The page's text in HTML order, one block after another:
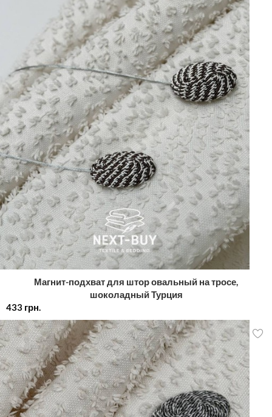
Магнит-подхват для штор овальный на тросе,
шоколадный Турция
433 грн.